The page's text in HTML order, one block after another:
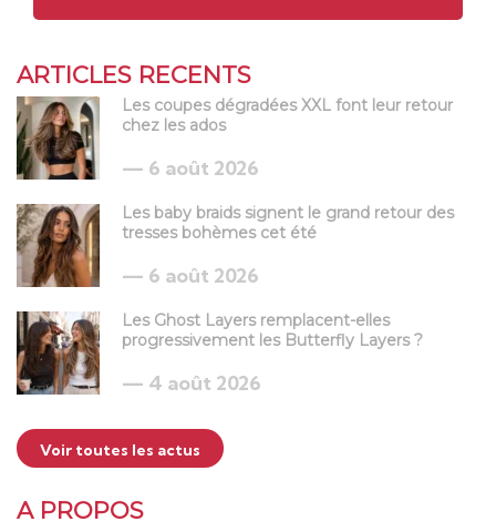
ARTICLES RECENTS
Les coupes dégradées XXL font leur retour
chez les ados
6 août 2026
Les baby braids signent le grand retour des
tresses bohèmes cet été
6 août 2026
Les Ghost Layers remplacent-elles
progressivement les Butterfly Layers ?
4 août 2026
Voir toutes les actus
A PROPOS